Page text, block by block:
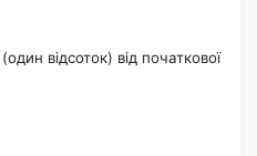
відсоток) від початкової